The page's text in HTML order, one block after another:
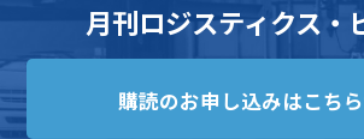
月刊ロジスティクス・
購読のお申し込みはこち